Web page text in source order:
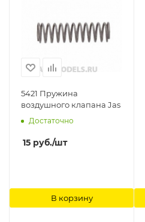
5421 Пружина
воздушного клапана Jas
Достаточно
15 руб./шт
В корзину